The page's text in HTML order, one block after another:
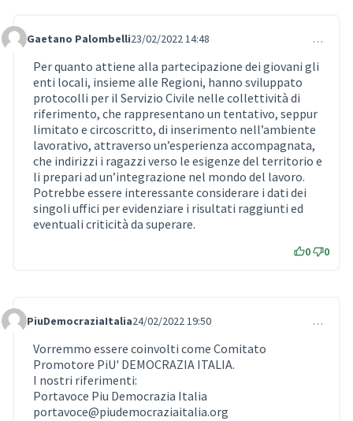
Comment 588
Gaetano Palombelli23/02/2022 14:48 …
Per quanto attiene alla partecipazione dei giovani gli
enti locali, insieme alle Regioni, hanno sviluppato
protocolli per il Servizio Civile nelle collettività di
riferimento, che rappresentano un tentativo, seppur
limitato e circoscritto, di inserimento nell’ambiente
lavorativo, attraverso un’esperienza accompagnata,
che indirizzi i ragazzi verso le esigenze del territorio e
li prepari ad un’integrazione nel mondo del lavoro.
Potrebbe essere interessante considerare i dati dei
singoli uffici per evidenziare i risultati raggiunti ed
eventuali criticità da superare.
0 0
Comment 641
PiuDemocraziaItalia24/02/2022 19:50 …
Vorremmo essere coinvolti come Comitato
Promotore PiU' DEMOCRAZIA ITALIA.
I nostri riferimenti:
Portavoce Piu Democrazia Italia
portavoce@piudemocraziaitalia.org